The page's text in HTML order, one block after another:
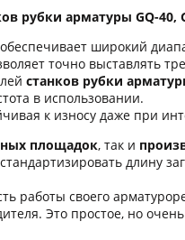
рубки арматуры GQ-40,
широкий
точно выставлять
станков рубки
в использовании.
к износу даже при
площадок, так и
длину
работы своего
Это простое, но